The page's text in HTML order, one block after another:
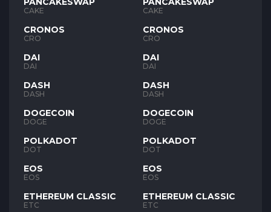
CAKE
CRONOS
CRO
DAI
DAI
DASH
DASH
DOGECOIN
DOGE
POLKADOT
DOT
EOS
EOS
ETHEREUM CLASSIC
ETC
CAKE
CRONOS
CRO
DAI
DAI
DASH
DASH
DOGECOIN
DOGE
POLKADOT
DOT
EOS
EOS
ETHEREUM CLASSIC
ETC